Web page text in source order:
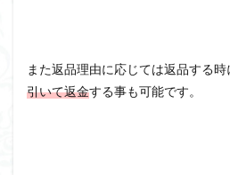
また返品理由に応じては返品する
引いて返金する事も可能です。